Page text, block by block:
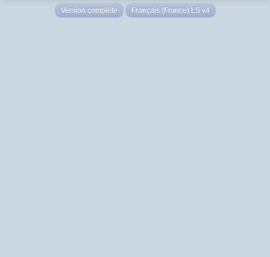
Version complète Français (France) LS v4